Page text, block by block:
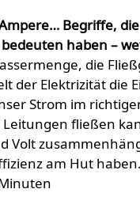
Begriffe,
haben –
die
der Elektrizität die
Strom im
fließen
Volt
am Hut haben.